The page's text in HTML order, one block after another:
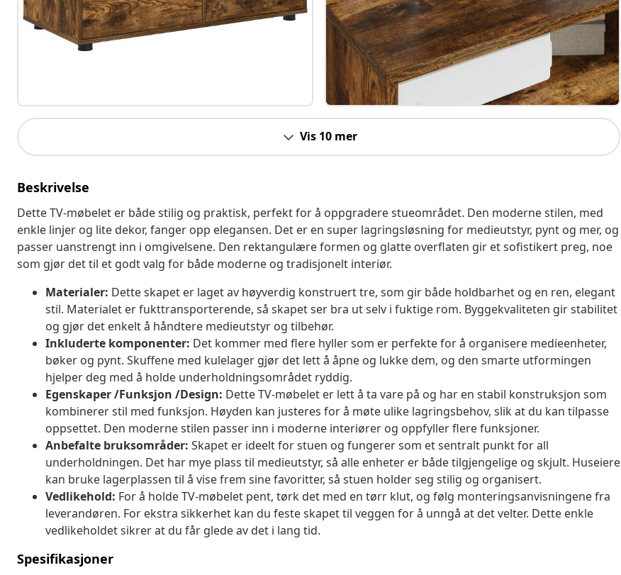
Vis 10 mer
Beskrivelse
Dette TV-møbelet er både stilig og praktisk, perfekt for å oppgradere stueområdet. Den moderne stilen, med
enkle linjer og lite dekor, fanger opp elegansen. Det er en super lagringsløsning for medieutstyr, pynt og mer, og
passer uanstrengt inn i omgivelsene. Den rektangulære formen og glatte overflaten gir et sofistikert preg, noe
som gjør det til et godt valg for både moderne og tradisjonelt interiør.
Materialer: Dette skapet er laget av høyverdig konstruert tre, som gir både holdbarhet og en ren, elegant
stil. Materialet er fukttransporterende, så skapet ser bra ut selv i fuktige rom. Byggekvaliteten gir stabilitet
og gjør det enkelt å håndtere medieutstyr og tilbehør.
Inkluderte komponenter: Det kommer med flere hyller som er perfekte for å organisere medieenheter,
bøker og pynt. Skuffene med kulelager gjør det lett å åpne og lukke dem, og den smarte utformingen
hjelper deg med å holde underholdningsområdet ryddig.
Egenskaper /Funksjon /Design: Dette TV-møbelet er lett å ta vare på og har en stabil konstruksjon som
kombinerer stil med funksjon. Høyden kan justeres for å møte ulike lagringsbehov, slik at du kan tilpasse
oppsettet. Den moderne stilen passer inn i moderne interiører og oppfyller flere funksjoner.
Anbefalte bruksområder: Skapet er ideelt for stuen og fungerer som et sentralt punkt for all
underholdningen. Det har mye plass til medieutstyr, så alle enheter er både tilgjengelige og skjult. Huseiere
kan bruke lagerplassen til å vise frem sine favoritter, så stuen holder seg stilig og organisert.
Vedlikehold: For å holde TV-møbelet pent, tørk det med en tørr klut, og følg monteringsanvisningene fra
leverandøren. For ekstra sikkerhet kan du feste skapet til veggen for å unngå at det velter. Dette enkle
vedlikeholdet sikrer at du får glede av det i lang tid.
Spesifikasjoner